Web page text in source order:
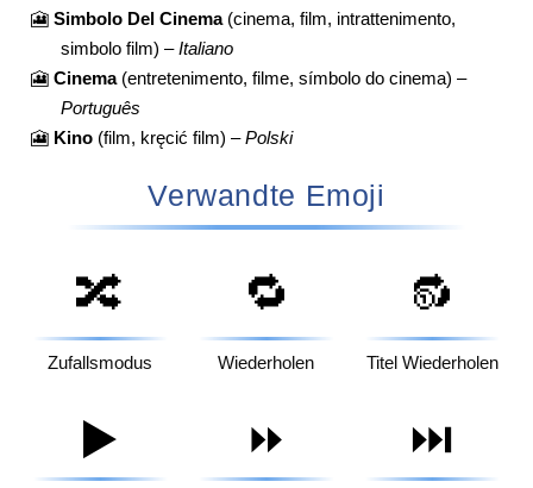
🎦 Simbolo Del Cinema(cinema, film, intrattenimento,
simbolo film) –Italiano
🎦 Cinema(entretenimento, filme, símbolo do cinema) –
Português
🎦 Kino (film, kręcić film) –Polski
Verwandte Emoji
🔀
Zufallsmodus
🔁
Wiederholen
🔂
Titel Wiederholen
▶️ ⏩ ⏭️